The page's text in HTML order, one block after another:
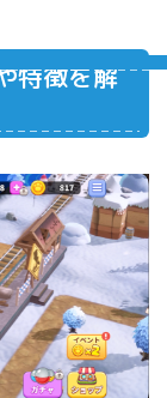
特徴を解